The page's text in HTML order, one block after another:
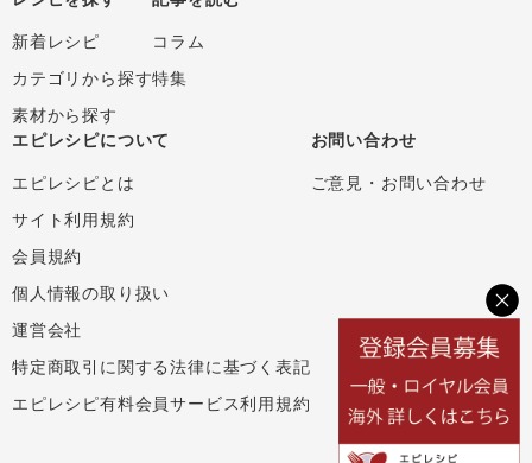
新着レシピ
カテゴリから探す
素材から探す
コラム
特集
エピレシピについて
エピレシピとは
サイト利用規約
会員規約
個人情報の取り扱い
運営会社
特定商取引に関する法律に基づく表記
エピレシピ有料会員サービス利用規約
お問い合わせ
ご意見・お問い合わせ